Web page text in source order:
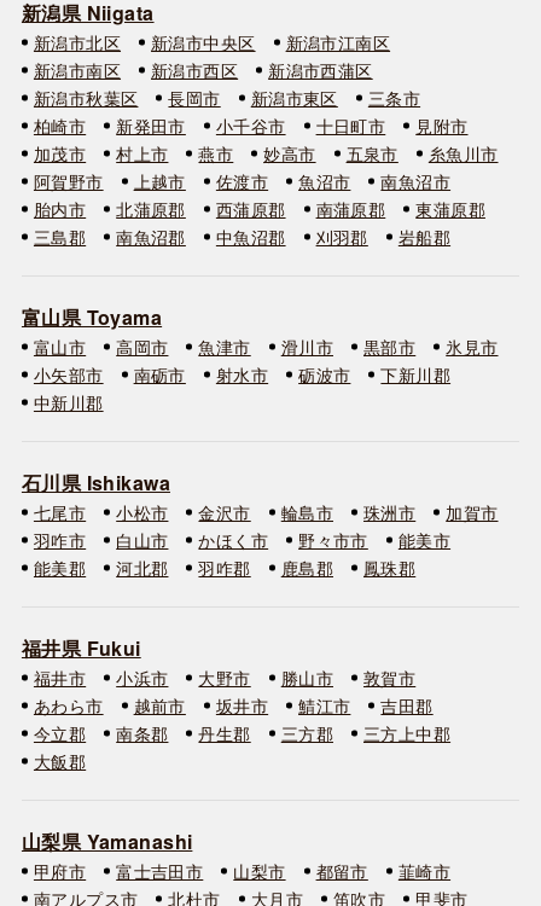
新潟県 Niigata
新潟市北区 新潟市中央区
新潟市江南区
新潟市南区
新潟市西区
新潟市西蒲区
新潟市秋葉区
長岡市 新潟市東区
三条市
柏崎市
新発田市 小千谷市 十日町市
見附市
加茂市
村上市 燕市 妙高市 五泉市
糸魚川市
阿賀野市
上越市 佐渡市 魚沼市
南魚沼市
胎内市
北蒲原郡 西蒲原郡 南蒲原郡
東蒲原郡
三島郡
南魚沼郡 中魚沼郡 刈羽郡 岩船郡
富山県 Toyama
富山市 高岡市 魚津市 滑川市 黒部市
氷見市
小矢部市
南砺市 射水市 砺波市
下新川郡
中新川郡
石川県 Ishikawa
七尾市 小松市 金沢市 輪島市 珠洲市
加賀市
羽咋市
白山市 かほく市 野々市市
能美市
能美郡
河北郡 羽咋郡 鹿島郡 鳳珠郡
福井県 Fukui
福井市 小浜市 大野市 勝山市
敦賀市
あわら市
越前市 坂井市 鯖江市
吉田郡
今立郡
南条郡 丹生郡 三方郡
三方上中郡
大飯郡
山梨県 Yamanashi
甲府市 富士吉田市 山梨市 都留市
韮崎市
南アルプス市
北杜市 大月市 笛吹市
甲斐市